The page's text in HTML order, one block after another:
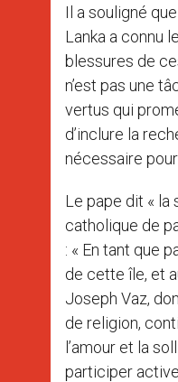
Il a souligné
Lanka a connu
blessures de
n’est pas une
vertus qui
d’inclure la
nécessaire
Le pape dit « la
catholique de
: « En tant que
de cette île, et
Joseph Vaz,
de religion,
l’amour et la
participer